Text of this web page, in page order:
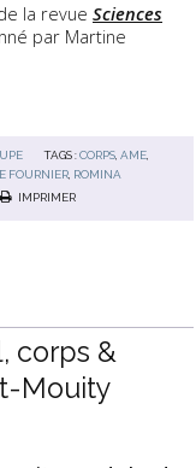
la revue Sciences
par Martine
TAGS :CORPS ,AME
FOURNIER ROMINA
IMPRIMER
corps &
Mouity